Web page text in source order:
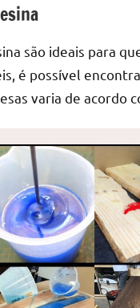
as
mesas
cascata
resinadas.
esteja
à
procura
de
uma
mesa
redonda
para
são ideais para
é possível
varia de acordo